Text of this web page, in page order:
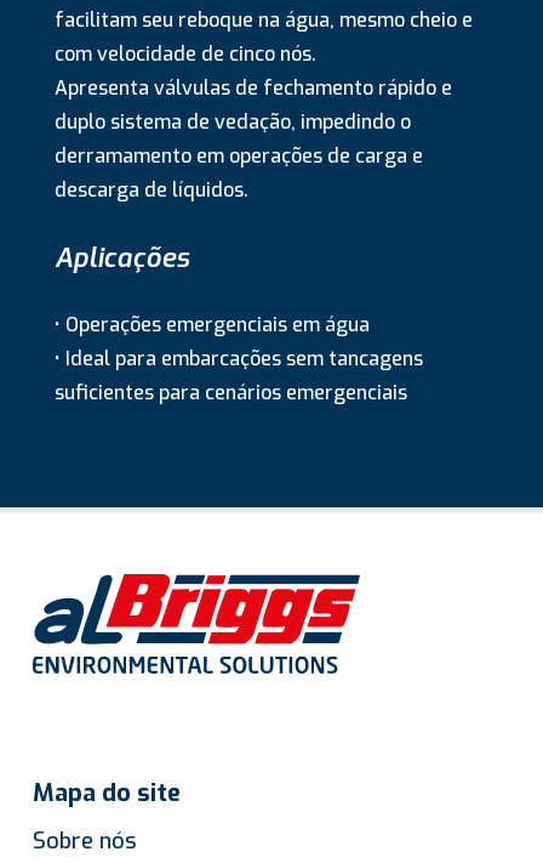
facilitam seu reboque na água, mesmo cheio e
com velocidade de cinco nós.
Apresenta válvulas de fechamento rápido e
duplo sistema de vedação, impedindo o
derramamento em operações de carga e
descarga de líquidos.
Aplicações
• Operações emergenciais em água
• Ideal para embarcações sem tancagens
suficientes para cenários emergenciais
Mapa do site
Sobre nós